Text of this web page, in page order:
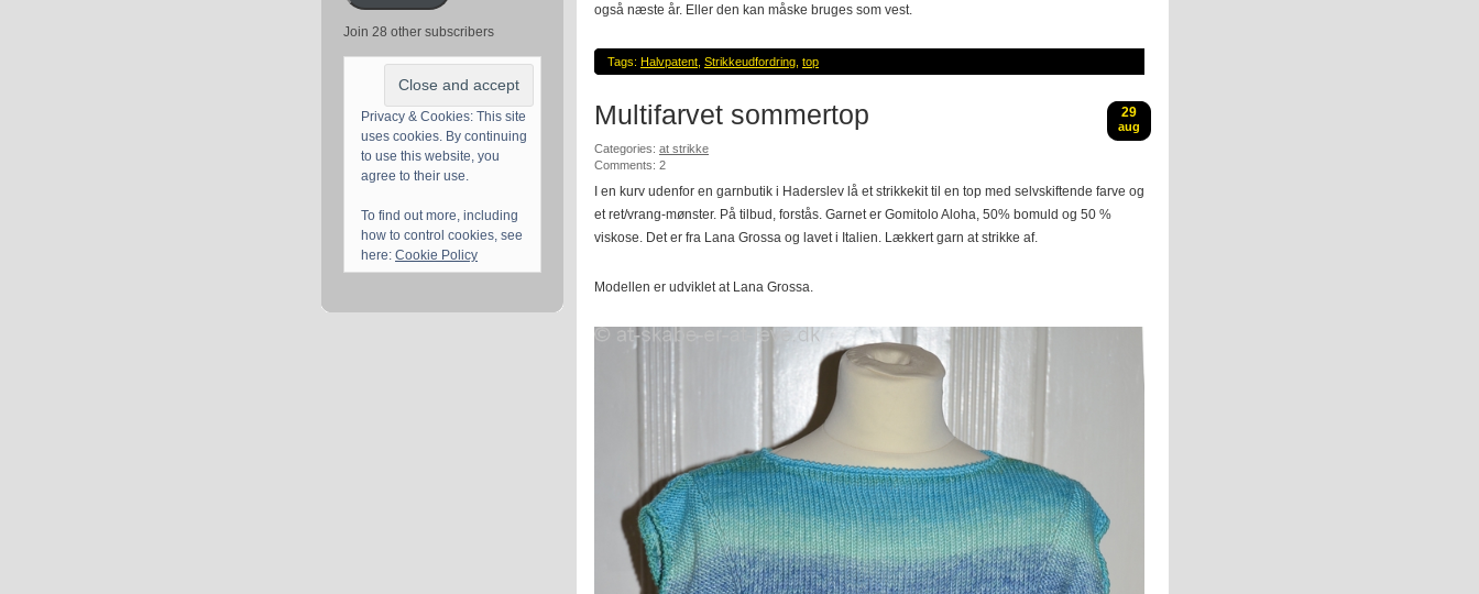
Join 28 other subscribers
Privacy & Cookies: This site
uses cookies. By continuing
to use this website, you
agree to their use.
To find out more, including
how to control cookies, see
here: Cookie Policy
også næste år. Eller den kan måske bruges som vest.
Tags: Halvpatent Strikkeudfordring top
Multifarvet sommertop 29
aug
Categories: at strikke
Comments: 2
I en kurv udenfor en garnbutik i Haderslev lå et strikkekit til en top med selvskiftende farve og
et ret/vrang-mønster. På tilbud, forstås. Garnet er Gomitolo Aloha, 50% bomuld og 50 %
viskose. Det er fra Lana Grossa og lavet i Italien. Lækkert garn at strikke af.
Modellen er udviklet at Lana Grossa.